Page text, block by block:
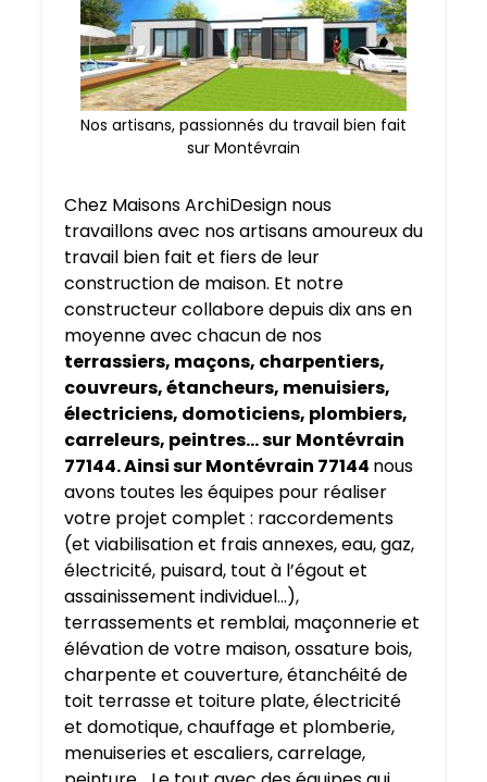
Nos artisans, passionnés du travail bien fait
sur Montévrain
Chez Maisons ArchiDesign nous
travaillons avec nos artisans amoureux du
travail bien fait et fiers de leur
construction de maison. Et notre
constructeur collabore depuis dix ans en
moyenne avec chacun de nos
terrassiers, maçons, charpentiers,
couvreurs, étancheurs, menuisiers,
électriciens, domoticiens, plombiers,
carreleurs, peintres… sur Montévrain
77144. Ainsi sur Montévrain 77144 nous
avons toutes les équipes pour réaliser
votre projet complet : raccordements
(et viabilisation et frais annexes, eau, gaz,
électricité, puisard, tout à l’égout et
assainissement individuel…),
terrassements et remblai, maçonnerie et
élévation de votre maison, ossature bois,
charpente et couverture, étanchéité de
toit terrasse et toiture plate, électricité
et domotique, chauffage et plomberie,
menuiseries et escaliers, carrelage,